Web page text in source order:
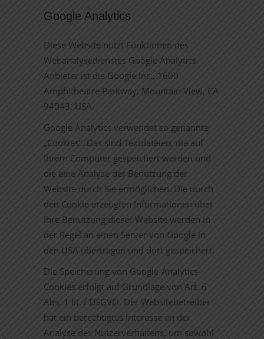
Google Analytics
Diese Website nutzt Funktionen des
Webanalysedienstes Google Analytics.
Anbieter ist die Google Inc., 1600
Amphitheatre Parkway, Mountain View, CA
94043, USA.
Google Analytics verwendet so genannte
„Cookies“. Das sind Textdateien, die auf
Ihrem Computer gespeichert werden und
die eine Analyse der Benutzung der
Website durch Sie ermöglichen. Die durch
den Cookie erzeugten Informationen über
Ihre Benutzung dieser Website werden in
der Regel an einen Server von Google in
den USA übertragen und dort gespeichert.
Die Speicherung von Google-Analytics-
Cookies erfolgt auf Grundlage von Art. 6
Abs. 1 lit. f DSGVO. Der Websitebetreiber
hat ein berechtigtes Interesse an der
Analyse des Nutzerverhaltens, um sowohl